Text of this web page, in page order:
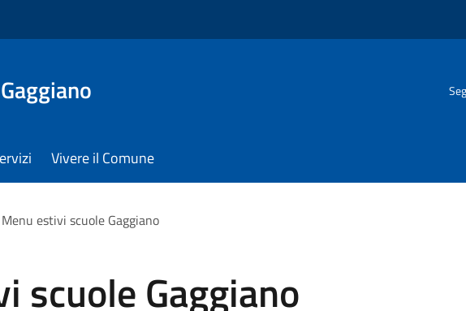
Vivere il Comune
Menu estivi scuole Gaggiano
scuole Gaggiano